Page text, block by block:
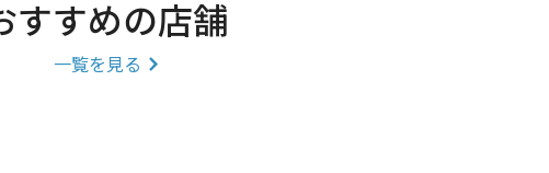
すすめの店舗
一覧を見る